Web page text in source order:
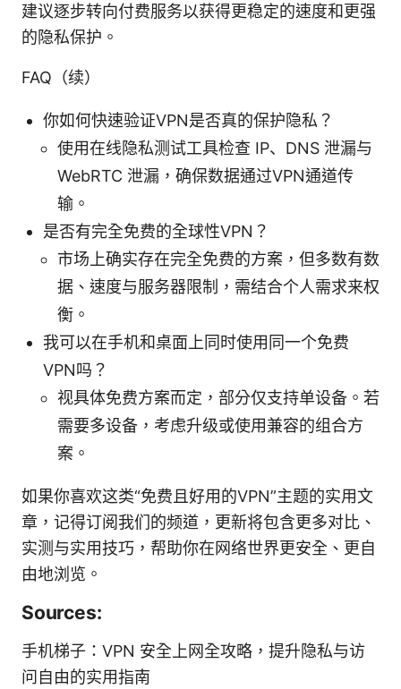
建议逐步转向付费服务以获得更稳定的速度和更强
的隐私保护。
FAQ（续）
你如何快速验证VPN是否真的保护隐私？
使用在线隐私测试工具检查 IP、DNS 泄漏与
WebRTC 泄漏，确保数据通过VPN通道传
输。
是否有完全免费的全球性VPN？
市场上确实存在完全免费的方案，但多数有数
据、速度与服务器限制，需结合个人需求来权
衡。
我可以在手机和桌面上同时使用同一个免费
VPN吗？
视具体免费方案而定，部分仅支持单设备。若
需要多设备，考虑升级或使用兼容的组合方
案。
如果你喜欢这类“免费且好用的VPN”主题的实用文
章，记得订阅我们的频道，更新将包含更多对比、
实测与实用技巧，帮助你在网络世界更安全、更自
由地浏览。
Sources:
手机梯子：VPN 安全上网全攻略，提升隐私与访
问自由的实用指南